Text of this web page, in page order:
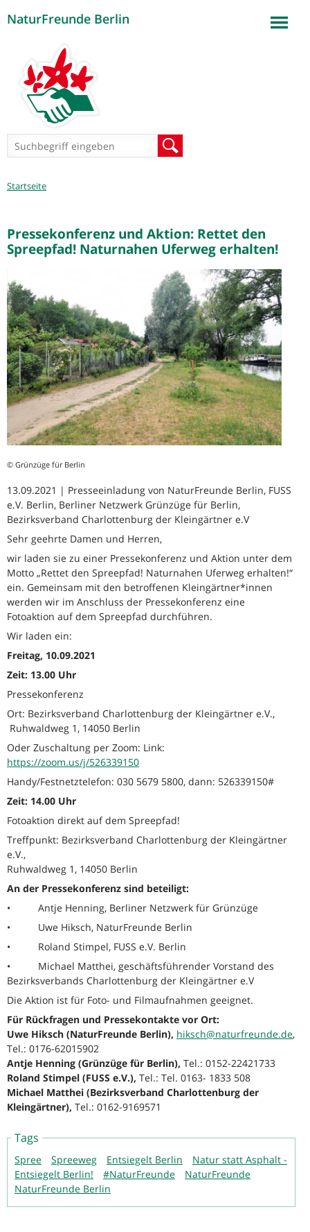
NaturFreunde Berlin
Suchformular
Sie
Startseite
Pressekonferenz und Aktion: Rettet den
Spreepfad! Naturnahen Uferweg erhalten!
© Grünzüge für Berlin
13.09.2021 | Presseeinladung von NaturFreunde Berlin, FUSS
e.V. Berlin, Berliner Netzwerk Grünzüge für Berlin,
Bezirksverband Charlottenburg der Kleingärtner e.V
Sehr geehrte Damen und Herren,
wir laden sie zu einer Pressekonferenz und Aktion unter dem
Motto „Rettet den Spreepfad! Naturnahen Uferweg erhalten!“
ein. Gemeinsam mit den betroffenen Kleingärtner*innen
werden wir im Anschluss der Pressekonferenz eine
Fotoaktion auf dem Spreepfad durchführen.
Wir laden ein:
Freitag, 10.09.2021
Zeit: 13.00 Uhr
Pressekonferenz
Ort: Bezirksverband Charlottenburg der Kleingärtner e.V.,
Ruhwaldweg 1, 14050 Berlin
Oder Zuschaltung per Zoom: Link:
https://zoom.us/j/526339150
Handy/Festnetztelefon: 030 5679 5800, dann: 526339150#
Zeit: 14.00 Uhr
Fotoaktion direkt auf dem Spreepfad!
Treffpunkt: Bezirksverband Charlottenburg der Kleingärtner
e.V.,
Ruhwaldweg 1, 14050 Berlin
An der Pressekonferenz sind beteiligt:
• Antje Henning, Berliner Netzwerk für Grünzüge
• Uwe Hiksch, NaturFreunde Berlin
• Roland Stimpel, FUSS e.V. Berlin
• Michael Matthei, geschäftsführender Vorstand des
Bezirksverbands Charlottenburg der Kleingärtner e.V
Die Aktion ist für Foto- und Filmaufnahmen geeignet.
Für Rückfragen und Pressekontakte vor Ort:
Uwe Hiksch (NaturFreunde Berlin), hiksch@naturfreunde.de,
Tel.: 0176-62015902
Antje Henning (Grünzüge für Berlin), Tel.: 0152-22421733
Roland Stimpel (FUSS e.V.), Tel.: Tel. 0163- 1833 508
Michael Matthei (Bezirksverband Charlottenburg der
Kleingärtner), Tel.: 0162-9169571
Tags
Spree Spreeweg Entsiegelt Berlin
Natur statt Asphalt -
Entsiegelt Berlin!
#NaturFreunde
NaturFreunde
NaturFreunde Berlin